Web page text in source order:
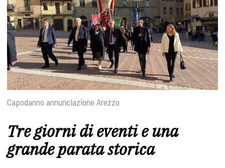
Capodanno annunciazione Arezzo
Tre giorni di eventi e una
grande parata storica